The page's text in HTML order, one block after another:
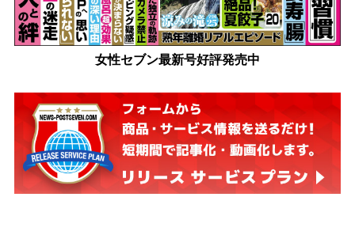
女性セブン最新号好評発売中